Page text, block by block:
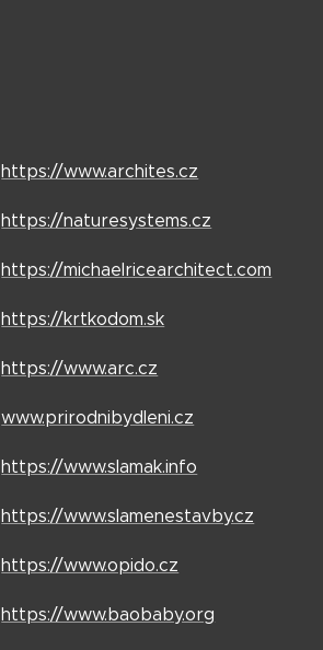
https://www.archites.cz
https://naturesystems.cz
https://michaelricearchitect.com
https://krtkodom.sk
https://www.arc.cz
www.prirodnibydleni.cz
https://www.slamak.info
https://www.slamenestavby.cz
https://www.opido.cz
https://www.baobaby.org